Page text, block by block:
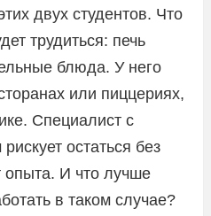
двух студентов. Что
трудиться: печь
блюда. У него
или пиццериях,
Специалист с
остаться без
опыта. И что лучше
в таком случае?